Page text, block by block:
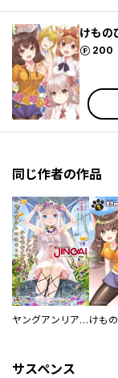
けもの
200
ポイント
同じ作者の作品
ヤングアンリアルJINGAI けも
サスペンス